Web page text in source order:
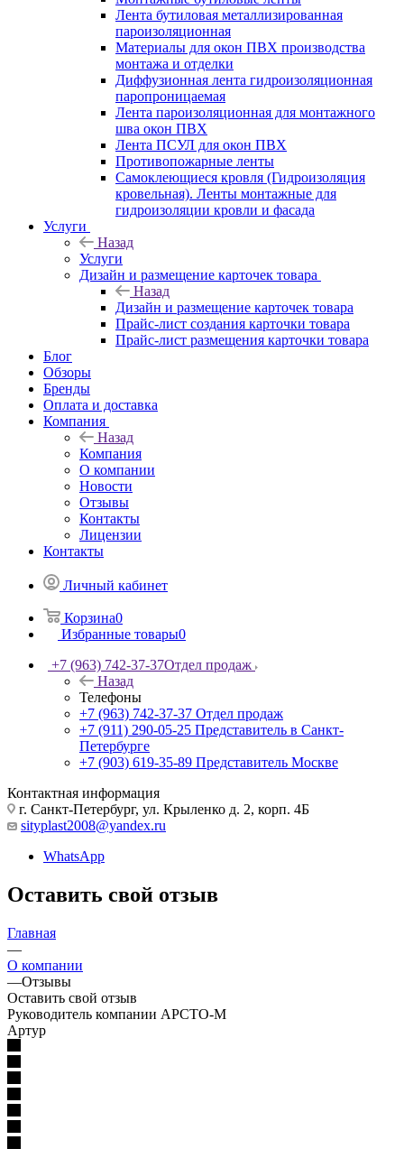
Лента бутиловая металлизированная
пароизоляционная
Материалы для окон ПВХ производства
монтажа и отделки
Диффузионная лента гидроизоляционная
паропроницаемая
Лента пароизоляционная для монтажного
шва окон ПВХ
Лента ПСУЛ для окон ПВХ
Противопожарные ленты
Самоклеющиеся кровля (Гидроизоляция
кровельная). Ленты монтажные для
гидроизоляции кровли и фасада
Услуги
Назад
Услуги
Дизайн и размещение карточек товара
Назад
Дизайн и размещение карточек товара
Прайс-лист создания карточки товара
Прайс-лист размещения карточки товара
Блог
Обзоры
Бренды
Оплата и доставка
Компания
Назад
Компания
О компании
Новости
Отзывы
Контакты
Лицензии
Контакты
Личный кабинет
Корзина0
Избранные товары0
+7 (963) 742-37-37Отдел продаж
Назад
Телефоны
+7 (963) 742-37-37 Отдел продаж
+7 (911) 290-05-25 Представитель в Санкт-
Петербурге
+7 (903) 619-35-89 Представитель Москве
Контактная информация
г. Санкт-Петербург, ул. Крыленко д. 2, корп. 4Б
sityplast2008@yandex.ru
WhatsApp
Оставить свой отзыв
Главная
—
О компании
—Отзывы
Оставить свой отзыв
Руководитель компании АРСТО-М
Артур